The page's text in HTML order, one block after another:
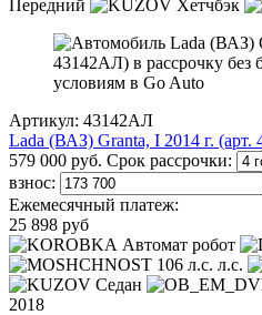
Передний Хетчбэк
Артикул: 43142АЛ
Lada (ВАЗ) Granta, I 2014 г.
579 000 руб. Срок рассрочки:
взнос:
Ежемесячный платеж:
25 898 руб
Автомат робот
106 л.с. л.с.
Седан
2018